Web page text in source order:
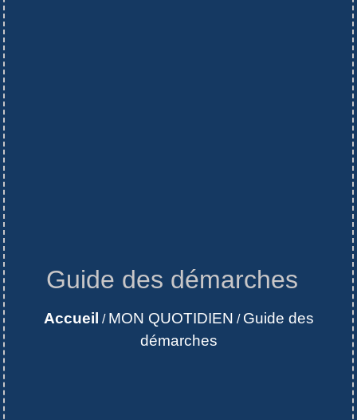
Guide des démarches
Accueil / MON QUOTIDIEN / Guide des
démarches